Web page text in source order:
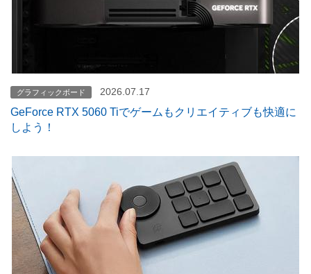
グラフィックボード 2026.07.17
GeForce RTX 5060 Tiでゲームもクリエイティブも快適に
しよう！